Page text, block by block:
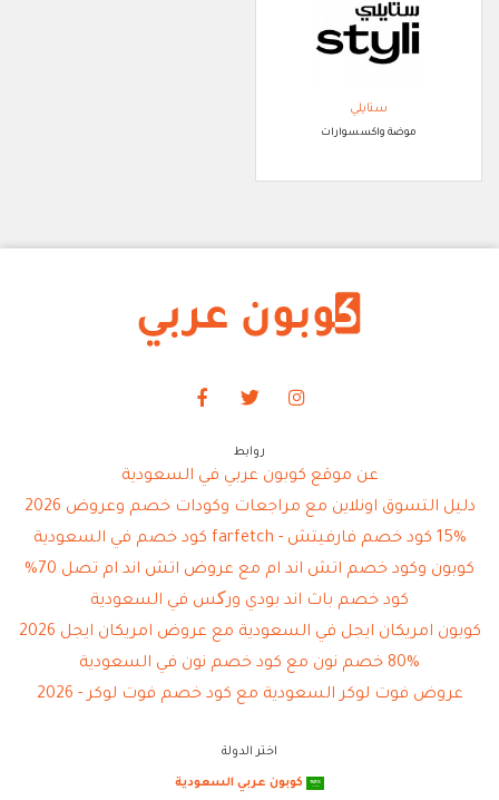
ستايلي
موضة واكسسوارات
روابط
عن موقع كوبون عربي في السعودية
دليل التسوق اونلاين مع مراجعات وكودات خصم وعروض 2026
15% كود خصم فارفيتش - farfetch كود خصم في السعودية
كوبون وكود خصم اتش اند ام مع عروض اتش اند ام تصل 70%
كود خصم باث اند بودي ورکس في السعودية
كوبون امريكان ايجل في السعودية مع عروض امريكان ايجل 2026
80% خصم نون مع كود خصم نون في السعودية
عروض فوت لوكر السعودية مع كود خصم فوت لوكر - 2026
اختر الدولة
كوبون عربي السعودية